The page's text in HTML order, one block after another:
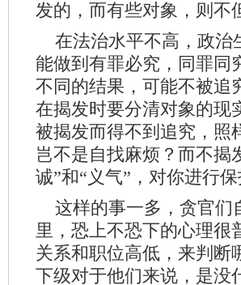
发的，而有些对象，则不
在法治水平不高，政治
能做到有罪必究，同罪同
不同的结果，可能不被追
在揭发时要分清对象的现
被揭发而得不到追究，照
岂不是自找麻烦？而不揭
诚”和“义气”，对你进行保
这样的事一多，贪官们
里，恐上不恐下的心理很
关系和职位高低，来判断
下级对于他们来说，是没